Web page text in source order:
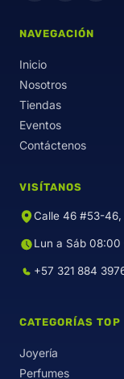
NAVEGACIÓN
Inicio
Nosotros
Tiendas
Eventos
Contáctenos
VISÍTANOS
Calle 46 #53-46,
Lun a Sáb 08:00
+57 321 884
CATEGORÍAS TOP
Joyería
Perfumes